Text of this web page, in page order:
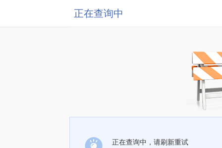
正在查询中
正在查询中，请刷新重试